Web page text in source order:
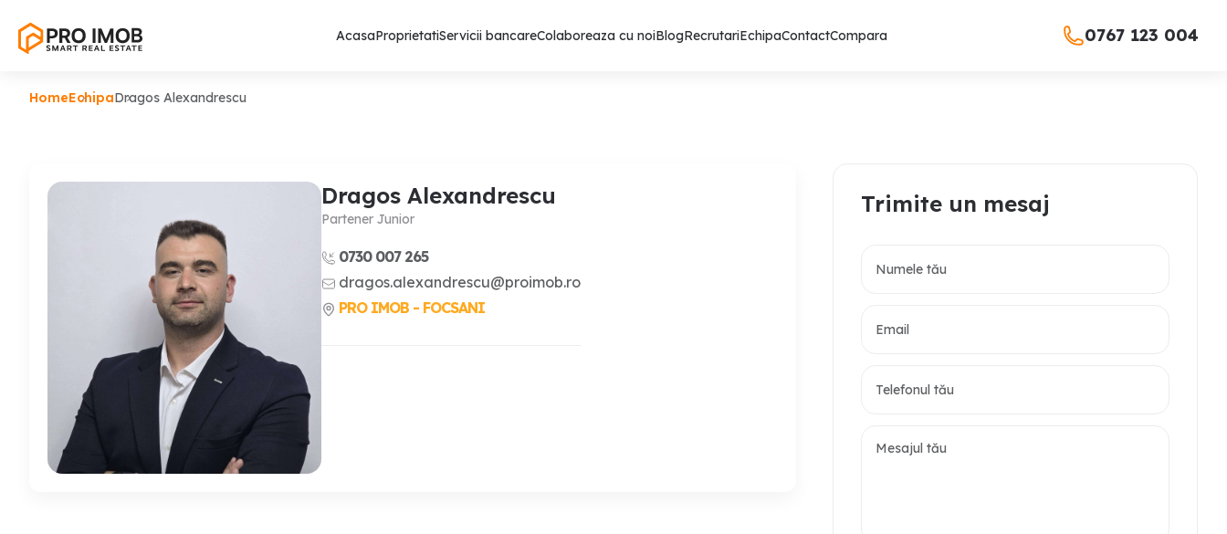
AcasaProprietatiServicii bancareColaboreaza cu noiBlogRecrutariEchipaContactCompara 0767 123 004
HomeEchipaDragos Alexandrescu
Dragos Alexandrescu
Partener Junior
0730 007 265
dragos.alexandrescu@proimob.ro
PRO IMOB - FOCSANI
Trimite un mesaj